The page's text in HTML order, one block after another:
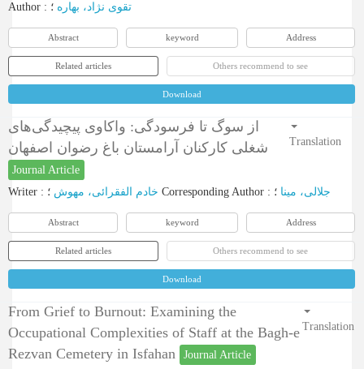
Author : تقوی ‌نژاد، بهاره ؛
Abstract keyword Address
Related articles Others recommend to see
Download
از سوگ تا فرسودگی: واکاوی پیچیدگی‌های
شغلی کارکنان آرامستان باغ رضوان اصفهان
Journal Article
Translation
Writer : خادم ‌الفقرائی، مهوش Corresponding Author : جلالی، مینا ؛
Abstract keyword Address
Related articles Others recommend to see
Download
From Grief to Burnout: Examining the
Occupational Complexities of Staff at the Bagh-e
Rezvan Cemetery in Isfahan
Journal Article
Translation